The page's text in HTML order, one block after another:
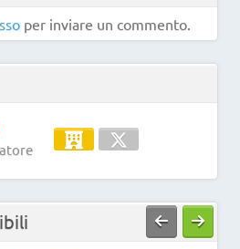
per inviare un commento.